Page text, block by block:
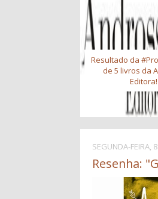
Resultado da
de 5 livros da
Editora!
SEGUNDA-FEIRA,
Resenha: